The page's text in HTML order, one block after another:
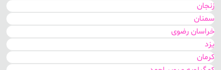
زنجان
سمنان
خراسان رضوی
یزد
کرمان